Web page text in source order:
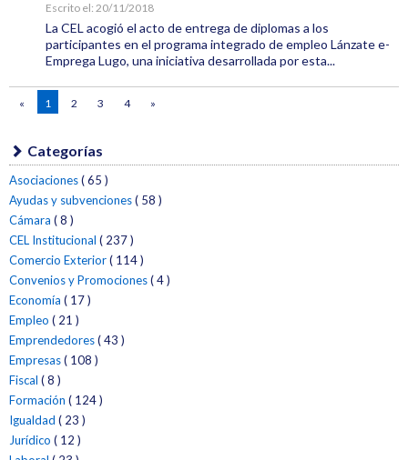
Empleo
Escrito el: 20/11/2018
La CEL acogió el acto de entrega de diplomas a los
participantes en el programa integrado de empleo Lánzate e-
Emprega Lugo, una iniciativa desarrollada por esta...
Categoría:
Empleo
CEL
Formación
Empleo
« 1 2 3 4 »
Categorías
Asociaciones( 65 )
Ayudas y subvenciones( 58 )
Cámara ( 8 )
CEL Institucional ( 237 )
Comercio Exterior( 114 )
Convenios y Promociones( 4 )
Economía ( 17 )
Empleo ( 21 )
Emprendedores( 43 )
Empresas( 108 )
Fiscal ( 8 )
Formación ( 124 )
Igualdad ( 23 )
Jurídico ( 12 )